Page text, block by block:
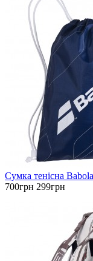
Сумка тенісна
700грн 299грн